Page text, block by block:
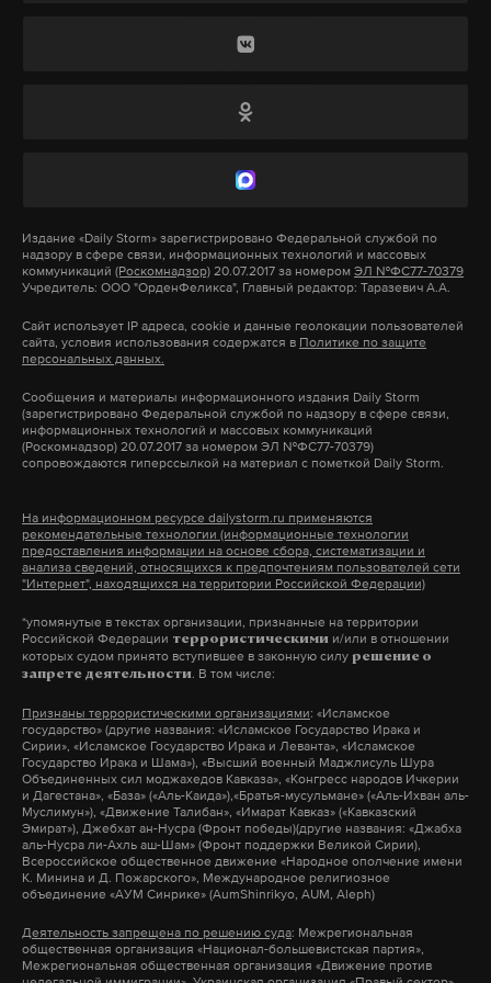
к тому времени закончил визит в Благовещенск и
Подпишитесь на Daily Storm в
А еще мы есть вTelegram,ДзениVK.
Макс Telegram
Дзен VK
Фото: © GLOBAL LOOK press/Michael Klimentyev
Самолет, по имеющейся информации, отправился
августа, Владимир Путин отправился в поездку по
Благовещенск, где осмотрел Амурский
ГЭС и провел совещание по реализации крупных
инвестиционных проектов.
Далее глава государства отправился в Бурятию,
где посвятил часть своего времени проблематике
загрязнения озера Байкал. В перерыве между
рабочими поездками Путин отдохнул в Южной
Сибири, в частности, занимался подводной
Сервиc Flightradar24, отображающий историю
полетов воздушных судов, содержит
полет 3 августа из Благовещенска в Москву не
отображен насайте. Как отмечают пилоты, с
которыми связался Daily Storm, передача данных
о курсе следования самолета президента России
не всегда является обязательным действием.
Инцидент с двигателем президентского ИЛ-96 –
не первый в истории. В 2004 году при подготовке
полета из Португалии в Рио-де-Жанейро вышел из
строя один из четырех двигателей самолета во
прекратил движение. Причиной, по некоторым
Издание «Daily Storm» зарегистрировано Федеральной службой по
надзору в сфере связи, информационных технологий и массовых
коммуникаций (Роскомнадзор) 20.07.2017 за номером ЭЛ №ФС77-70379
Учредитель: ООО "ОрденФеликса", Главный редактор: Таразевич А.А.
Сайт использует IP адреса, cookie и данные геолокации пользователей
сайта, условия использования содержатся в Политике по защите
персональных данных.
Сообщения и материалы информационного издания Daily Storm
(зарегистрировано Федеральной службой по надзору в сфере связи,
информационных технологий и массовых коммуникаций
(Роскомнадзор) 20.07.2017 за номером ЭЛ №ФС77-70379)
сопровождаются гиперссылкой на материал с пометкой Daily Storm.
На информационном ресурсе dailystorm.ru применяются
рекомендательные технологии (информационные технологии
предоставления информации на основе сбора, систематизации и
анализа сведений, относящихся к предпочтениям пользователей сети
"Интернет", находящихся на территории Российской Федерации)
*упомянутые в текстах организации, признанные на территории
Российской Федерации террористическими и/или в отношении
которых судом принято вступившее в законную силу решение о
запрете деятельности. В том числе:
Признаны террористическими организациями: «Исламское
государство» (другие названия: «Исламское Государство Ирака и
Сирии», «Исламское Государство Ирака и Леванта», «Исламское
Государство Ирака и Шама»), «Высший военный Маджлисуль Шура
Объединенных сил моджахедов Кавказа», «Конгресс народов Ичкерии
и Дагестана», «База» («Аль-Каида»),«Братья-мусульмане» («Аль-Ихван аль-
Муслимун»), «Движение Талибан», «Имарат Кавказ» («Кавказский
Эмират»), Джебхат ан-Нусра (Фронт победы)(другие названия: «Джабха
аль-Нусра ли-Ахль аш-Шам» (Фронт поддержки Великой Сирии),
Всероссийское общественное движение «Народное ополчение имени
К. Минина и Д. Пожарского», Международное религиозное
объединение «АУМ Синрике» (AumShinrikyo, AUM, Aleph)
Деятельность запрещена по решению суда: Межрегиональная
общественная организация «Национал-большевистская партия»,
Межрегиональная общественная организация «Движение против